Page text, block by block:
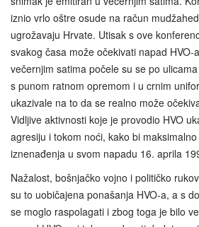
iznio vrlo oštre osude na račun
ugrožavaju Hrvate. Utisak s ove
svakog časa može očekivati napad HVO-
večernjim satima počele su se po
s punom ratnom opremom i u crnim
ukazivale na to da se realno može
Vidljive aktivnosti koje je provodio HVO
agresiju i tokom noći, kako bi
iznenađenja u svom napadu 16. aprila
Nažalost, bošnjačko vojno i političko
su to uobičajena ponašanja HVO‑a, a s
se moglo raspolagati i zbog toga je bilo